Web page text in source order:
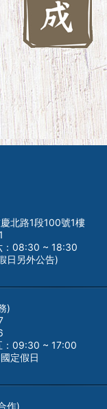
北路1段100號1樓
：08:30 ~ 18:30
日另外公告)
)
：09:30 ~ 17:00
定假日
作)